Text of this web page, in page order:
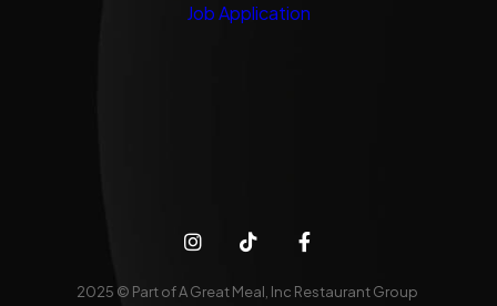
Job Application
2025 © Part of A Great Meal, Inc Restaurant Group